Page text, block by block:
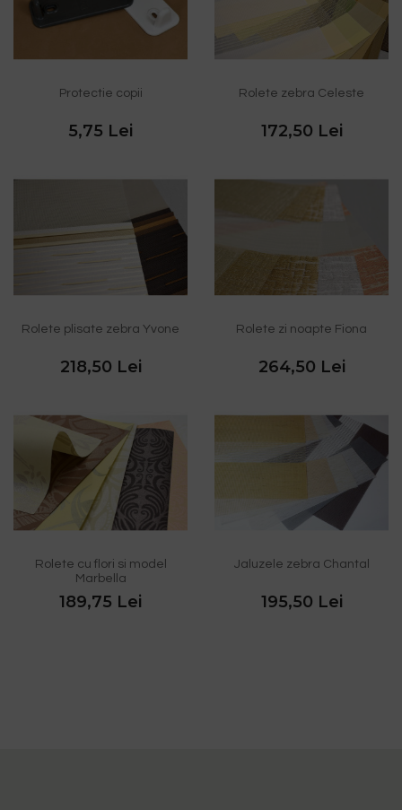
Protectie copii
5,75 Lei
Rolete zebra Celeste
172,50 Lei
Rolete plisate zebra Yvone
218,50 Lei
Rolete zi noapte Fiona
264,50 Lei
Rolete cu flori si model
Marbella
189,75 Lei
Jaluzele zebra Chantal
195,50 Lei